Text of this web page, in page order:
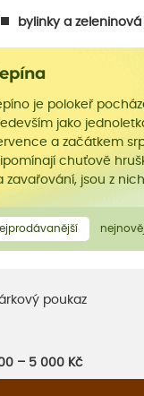
bylinky a
je polokeř
jako
a začátkem
chuťově
zavařování, jsou z
poukaz
– 5 000 Kč